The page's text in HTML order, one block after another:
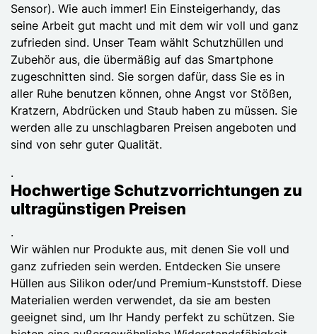
Sensor). Wie auch immer! Ein Einsteigerhandy, das
seine Arbeit gut macht und mit dem wir voll und ganz
zufrieden sind. Unser Team wählt Schutzhüllen und
Zubehör aus, die übermäßig auf das Smartphone
zugeschnitten sind. Sie sorgen dafür, dass Sie es in
aller Ruhe benutzen können, ohne Angst vor Stößen,
Kratzern, Abdrücken und Staub haben zu müssen. Sie
werden alle zu unschlagbaren Preisen angeboten und
sind von sehr guter Qualität.
.
Hochwertige Schutzvorrichtungen zu
ultragünstigen Preisen
.
Wir wählen nur Produkte aus, mit denen Sie voll und
ganz zufrieden sein werden. Entdecken Sie unsere
Hüllen aus Silikon oder/und Premium-Kunststoff. Diese
Materialien werden verwendet, da sie am besten
geeignet sind, um Ihr Handy perfekt zu schützen. Sie